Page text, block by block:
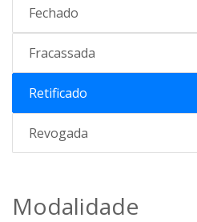
Fechado
Fracassada
Retificado
Revogada
Modalidade